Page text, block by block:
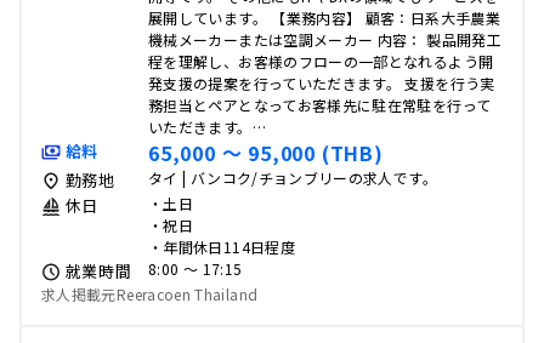
展開しています。 【業務内容】 顧客：日系大手農業
機械メーカーまたは空調メーカー 内容： 製品開発工
程を理解し、お客様のフローの一部となれるよう開
発支援の提案を行っていただきます。 支援を行う実
務担当とペアとなってお客様先に駐在常駐を行って
いただきます。…
給料 65,000 〜 95,000 (THB)
勤務地 タイ | バンコク/チョンブリーの求人です。
休日
・土日
・祝日
・年間休日114日程度
就業時間
8:00 〜 17:15
求人掲載元Reeracoen Thailand